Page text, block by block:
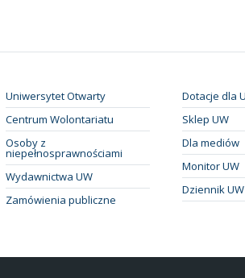
Uniwersytet Otwarty
Centrum Wolontariatu
Osoby z
niepełnosprawnościami
Wydawnictwa UW
Zamówienia publiczne
Dotacje dla
Sklep UW
Dla mediów
Monitor UW
Dziennik UW